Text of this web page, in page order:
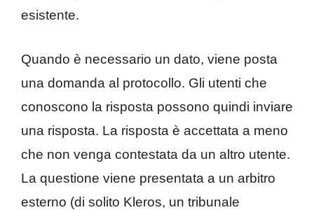
esistente.
Quando è necessario un dato, viene posta
una domanda al protocollo. Gli utenti che
conoscono la risposta possono quindi inviare
una risposta. La risposta è accettata a meno
che non venga contestata da un altro utente.
La questione viene presentata a un arbitro
esterno (di solito Kleros, un tribunale